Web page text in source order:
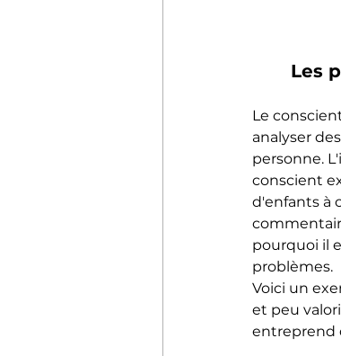
Les
Le
analyser
personne.
conscient
d'enfants à
pourquoi il
problèmes.
Voici un
et peu
entreprend